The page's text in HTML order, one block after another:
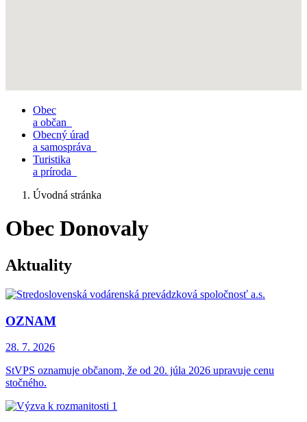
Obec
a občan
Obecný úrad
a samospráva
Turistika
a príroda
Úvodná stránka
Obec Donovaly
Aktuality
OZNAM
28. 7. 2026
StVPS oznamuje občanom, že od 20. júla 2026 upravuje cenu
stočného.